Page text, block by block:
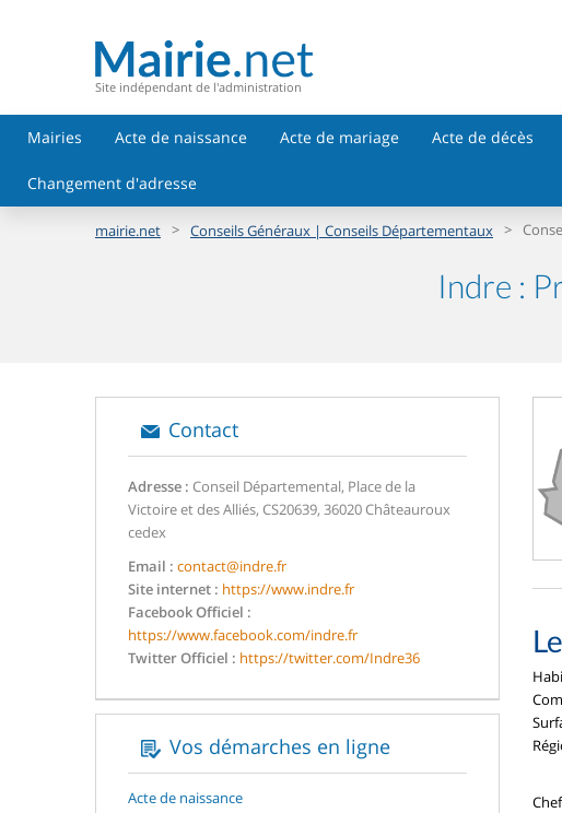
Site indépendant de l'administration
Mairies Acte de naissance Acte de mariage Acte de décès
Changement d'adresse
mairie.net > Conseils Généraux | Conseils Départementaux >
Indre :
Contact
Adresse : Conseil Départemental, Place de la
Victoire et des Alliés, CS20639, 36020 Châteauroux
cedex
Email : contact@indre.fr
Site internet : https://www.indre.fr
Facebook Officiel :
https://www.facebook.com/indre.fr
Twitter Officiel : https://twitter.com/Indre36
Vos démarches en ligne
Acte de naissance